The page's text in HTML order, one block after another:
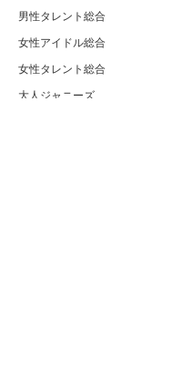
男性タレント総合
女性アイドル総合
女性タレント総合
大人ジャニーズ